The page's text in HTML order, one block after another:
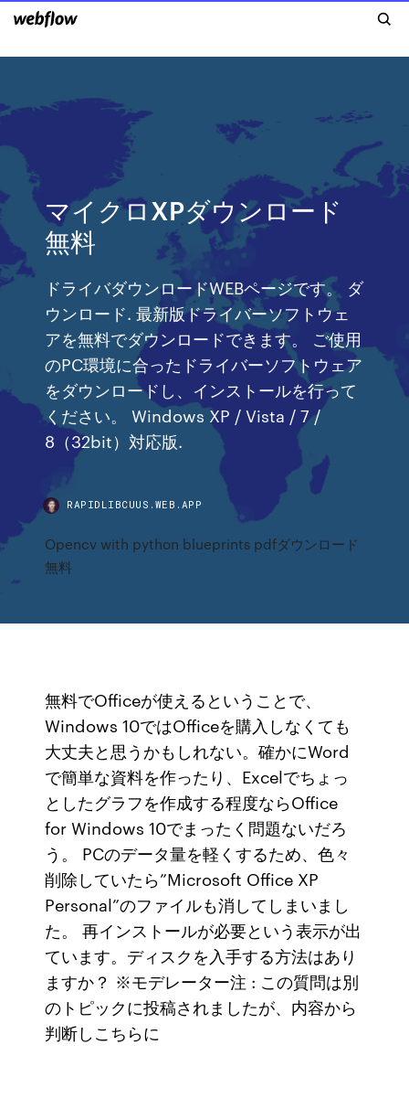
マイクロXPダウンロード
無料
ドライバダウンロードWEBページです。 ダ
ウンロード. 最新版ドライバーソフトウェ
アを無料でダウンロードできます。 ご使用
のPC環境に合ったドライバーソフトウェア
をダウンロードし、インストールを行って
ください。 Windows XP / Vista / 7 /
8（32bit）対応版.
RAPIDLIBCUUS.WEB.APP
Opencv with python blueprints pdfダウンロード
無料
無料でOfficeが使えるということで、
Windows 10ではOfficeを購入しなくても
大丈夫と思うかもしれない。確かにWord
で簡単な資料を作ったり、Excelでちょっ
としたグラフを作成する程度ならOffice
for Windows 10でまったく問題ないだろ
う。 PCのデータ量を軽くするため、色々
削除していたら”Microsoft Office XP
Personal”のファイルも消してしまいまし
た。 再インストールが必要という表示が出
ています。ディスクを入手する方法はあり
ますか？ ※モデレーター注 : この質問は別
のトピックに投稿されましたが、内容から
判断しこちらに